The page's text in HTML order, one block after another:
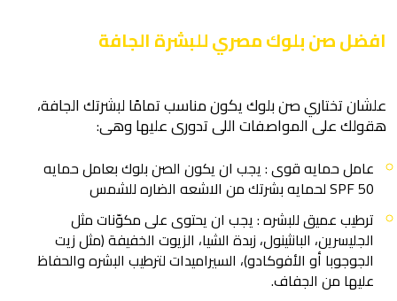
افضل صن بلوك مصري للبشرة الجافة
علشان تختاري صن بلوك يكون مناسب تمامًا لبشرتك الجافة،
هقولك على المواصفات اللى تدورى عليها وهى:
عامل حمايه قوى : يجب ان يكون الصن بلوك بعامل حمايه
SPF 50 لحمايه بشرتك من الاشعه الضاره للشمس
ترطيب عميق للبشره : يجب ان يحتوى على مكوّنات مثل
الجليسرين، البانثينول، زبدة الشيا، الزيوت الخفيفة (مثل زيت
الجوجوبا أو الأفوكادو)، السيراميدات لترطيب البشره والحفاظ
عليها من الجفاف.